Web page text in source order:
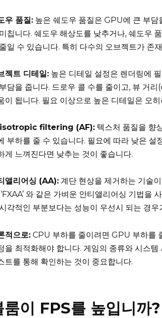
우 품질: 높은 쉐도우 품질은 GPU에 큰 부
칩니다. 쉐도우 해상도를 낮추거나, 쉐도우
일 수 있습니다. 특히 다수의 오브젝트가 존
젝트 디테일: 높은 디테일 설정은 렌더링에
담을 줍니다. 드로우 콜 수를 줄이고, 뷰 거
이 됩니다. 필요 이상으로 높은 디테일은 오
filtering (AF): 텍스처 품질을 향
부하를 줄 수 있습니다. 필요에 따라 낮은
게 느껴진다면 낮추는 것이 좋습니다.
앨리어싱 (AA): 계단 현상을 제거하는 기술
와 같은 가벼운 안티앨리어싱 기법을
각적인 부분보다는 성능이 우선시 되는 경우
적으로: CPU 부하를 줄이려면 GPU 부하를
을 최적화해야 합니다. 게임의 종류와 시스
트를 통해 확인하는 것이 중요합니다.
룸이 FPS를 높입니까?